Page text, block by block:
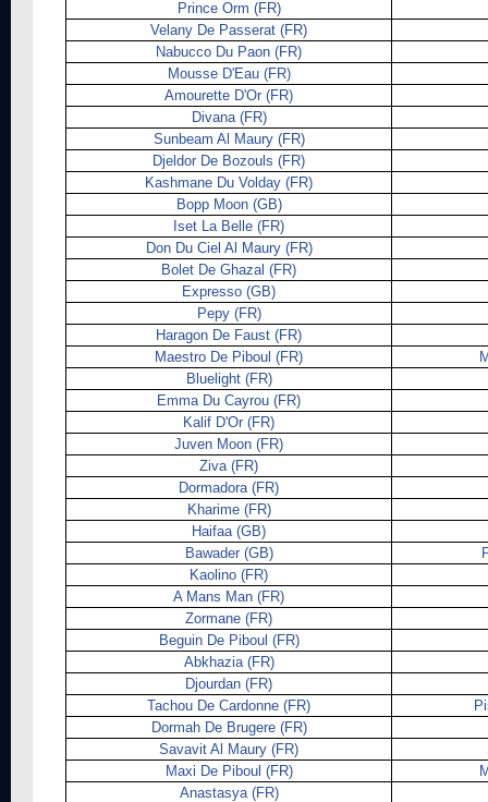
Prince Orm (FR)
Velany De Passerat (FR)
Nabucco Du Paon (FR)
Mousse D'Eau (FR)
Amourette D'Or (FR)
Divana (FR)
Sunbeam Al Maury (FR)
Djeldor De Bozouls (FR)
Kashmane Du Volday (FR)
Bopp Moon (GB)
Iset La Belle (FR)
Don Du Ciel Al Maury (FR)
Bolet De Ghazal (FR)
Expresso (GB)
Pepy (FR)
Haragon De Faust (FR)
Maestro De Piboul (FR)
Bluelight (FR)
Emma Du Cayrou (FR)
Kalif D'Or (FR)
Juven Moon (FR)
Ziva (FR)
Dormadora (FR)
Kharime (FR)
Haifaa (GB)
Bawader (GB)
Kaolino (FR)
A Mans Man (FR)
Zormane (FR)
Beguin De Piboul (FR)
Abkhazia (FR)
Djourdan (FR)
Tachou De Cardonne (FR)
Dormah De Brugere (FR)
Savavit Al Maury (FR)
Maxi De Piboul (FR)
Anastasya (FR)